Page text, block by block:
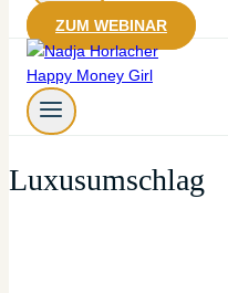
ZUM WEBINAR
Luxusumschlag